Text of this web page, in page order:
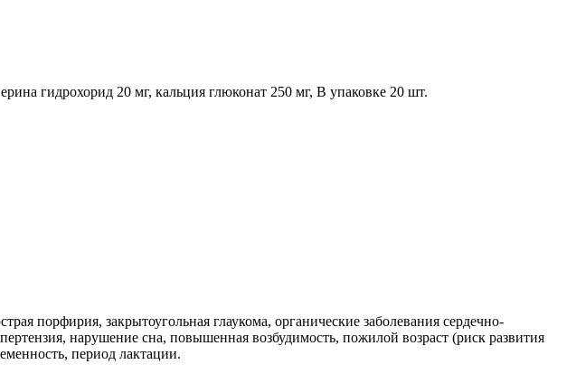
гидрохорид 20 мг, кальция глюконат 250 мг, В упаковке 20 шт.
порфирия, закрытоугольная глаукома, органические заболевания сердечно-
нарушение сна, повышенная возбудимость, пожилой возраст (риск развития
период лактации.